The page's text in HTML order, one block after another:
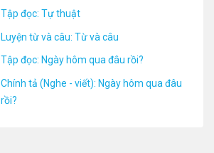
Tập đọc: Tự thuật
Luyện từ và câu: Từ và câu
Tập đọc: Ngày hôm qua đâu rồi?
Chính tả (Nghe - viết): Ngày hôm qua đâu
rồi?